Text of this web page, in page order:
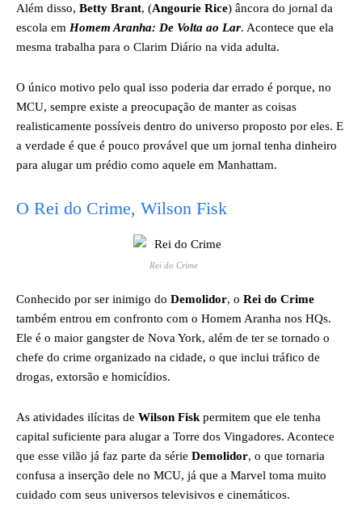
Além disso, Betty Brant, (Angourie Rice) âncora do jornal da
escola em Homem Aranha: De Volta ao Lar. Acontece que ela
mesma trabalha para o Clarim Diário na vida adulta.
O único motivo pelo qual isso poderia dar errado é porque, no
MCU, sempre existe a preocupação de manter as coisas
realisticamente possíveis dentro do universo proposto por eles. E
a verdade é que é pouco provável que um jornal tenha dinheiro
para alugar um prédio como aquele em Manhattam.
O Rei do Crime, Wilson Fisk
Rei do Crime
Conhecido por ser inimigo do Demolidor, o Rei do Crime
também entrou em confronto com o Homem Aranha nos HQs.
Ele é o maior gangster de Nova York, além de ter se tornado o
chefe do crime organizado na cidade, o que inclui tráfico de
drogas, extorsão e homicídios.
As atividades ilícitas de Wilson Fisk permitem que ele tenha
capital suficiente para alugar a Torre dos Vingadores. Acontece
que esse vilão já faz parte da série Demolidor, o que tornaria
confusa a inserção dele no MCU, já que a Marvel toma muito
cuidado com seus universos televisivos e cinemáticos.